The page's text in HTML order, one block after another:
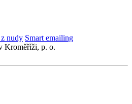
nudy Smart emailing
Kroměříži, p. o.